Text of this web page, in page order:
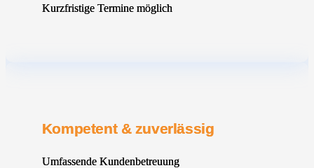
Kurzfristige Termine möglich
Kompetent & zuverlässig
Umfassende Kundenbetreuung